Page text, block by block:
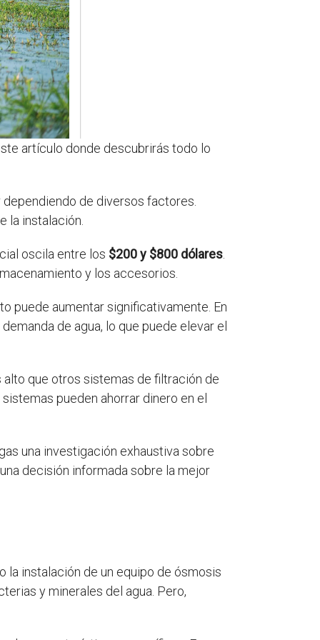
artículo donde descubrirás todo lo
de diversos factores.
la instalación.
oscila entre los $200 y $800 dólares
y los accesorios.
puede aumentar significativamente. En
de agua, lo que puede elevar el
que otros sistemas de filtración de
pueden ahorrar dinero en el
una investigación exhaustiva sobre
decisión informada sobre la mejor
la instalación de un equipo de ósmosis
y minerales del agua. Pero,